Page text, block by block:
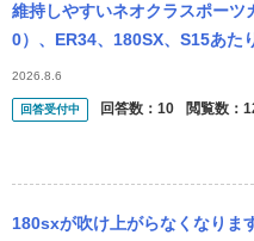
維持しやすいネオクラスポー
0）、ER34、180SX、S15あた
るんですが、パーツの入手や整
は...
2026.8.6
回答受付中 回答数： 10 閲覧数：
180sxが吹け上がらなくなりま